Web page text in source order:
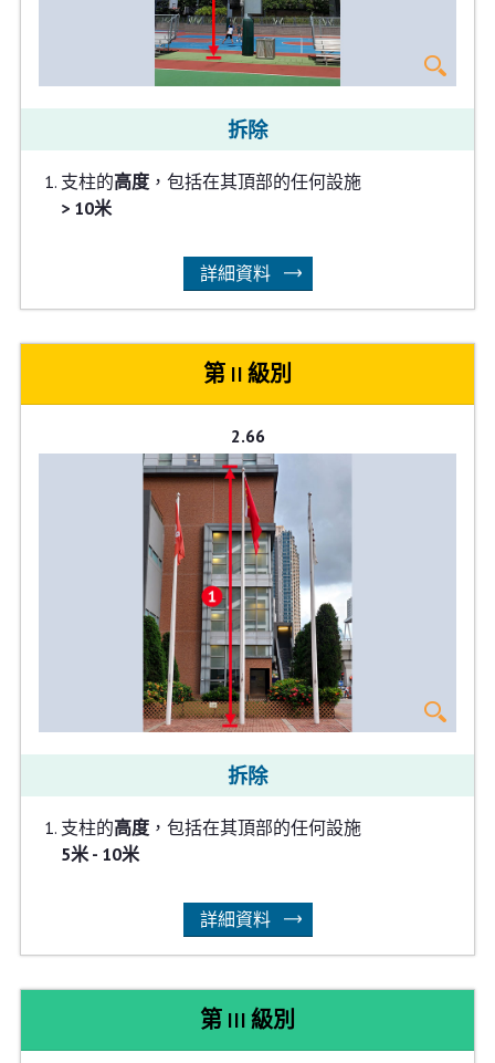
拆除
支柱的高度，包括在其頂部的任何設施
> 10米
詳細資料
第 II 級別
2.66
拆除
支柱的高度，包括在其頂部的任何設施
5米 - 10米
詳細資料
第 III 級別